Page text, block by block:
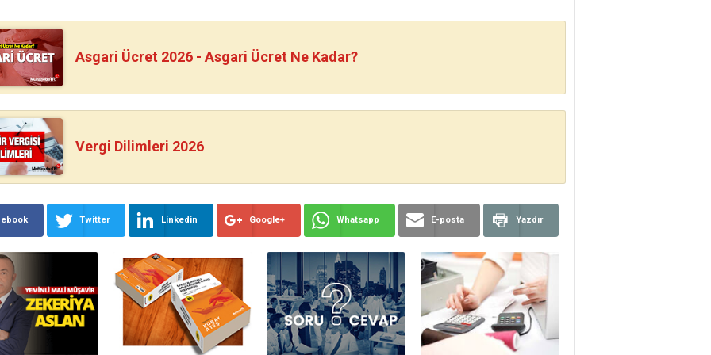
Asgari Ücret 2026 - Asgari Ücret Ne Kadar?
Vergi Dilimleri 2026
Twitter Linkedin Google+ Whatsapp E-posta Yazdır